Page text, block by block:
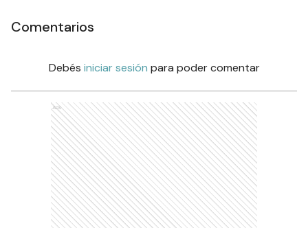
Comentarios
Debés iniciar sesión para poder comentar
Ads